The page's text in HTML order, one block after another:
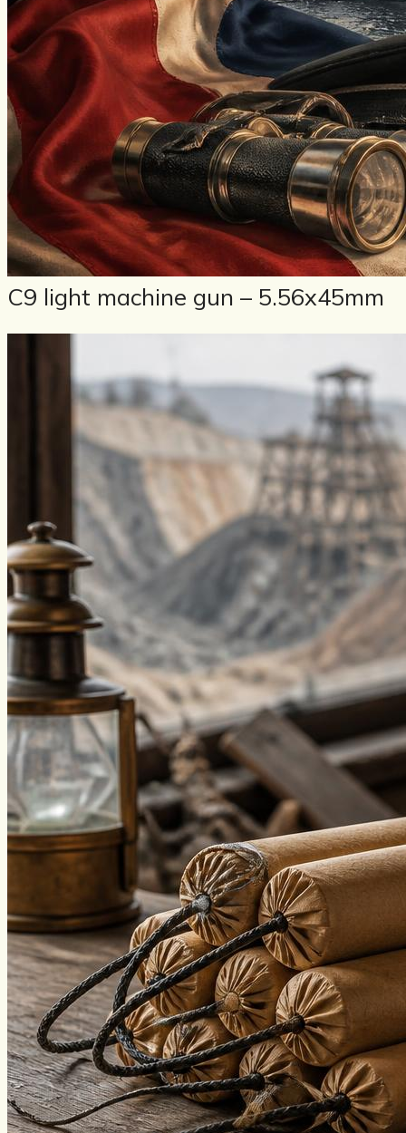
C9 light machine gun – 5.56x45mm